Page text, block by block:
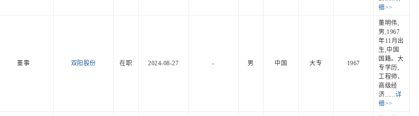
细>>
董事 双阳股份 在职 2024-08-27 - 男 中国 大专 1967
董明伟,
男,1967
年11月出
生,中国
国籍。大
专学历,
工程师、
高级经
济......详
细>>